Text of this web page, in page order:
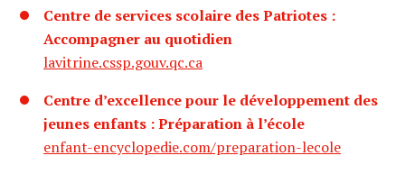
Centre de services scolaire des Patriotes :
Accompagner au quotidien
lavitrine.cssp.gouv.qc.ca
Centre d’excellence pour le développement des
jeunes enfants : Préparation à l’école
enfant-encyclopedie.com/preparation-lecole